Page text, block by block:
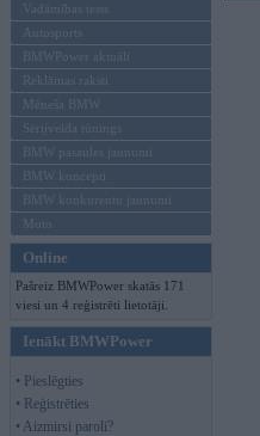
Vadāmības tests
Autosports
BMWPower aktuāli
Reklāmas raksti
Mēneša BMW
Sērijveida tūnings
BMW pasaules jaunumi
BMW koncepti
BMW konkurentu jaunumi
Moto
Online
Pašreiz BMWPower skatās 171
viesi un 4 reģistrēti lietotāji.
Ienākt BMWPower
• Pieslēgties
• Reģistrēties
• Aizmirsi paroli?